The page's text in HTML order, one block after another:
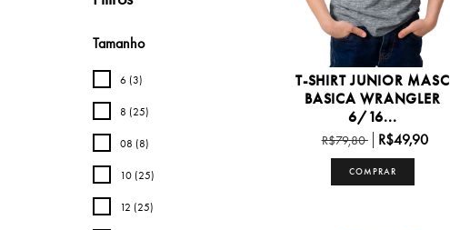
Tamanho
6 (3)
8 (25)
08 (8)
10 (25)
12 (25)
T-SHIRT JUNIOR MASC
BASICA WRANGLER
6/16...
R$79,80 R$49,90
COMPRAR